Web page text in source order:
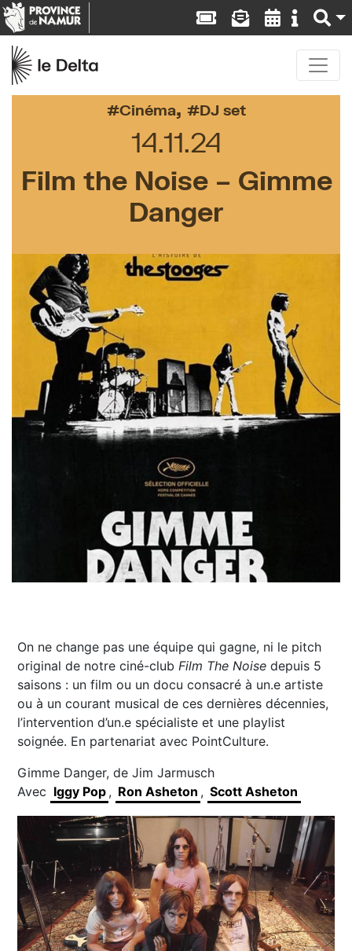
Cinéma, DJ set
14.11.24
Film the Noise – Gimme
Danger
On ne change pas une équipe qui gagne, ni le pitch
original de notre ciné-club Film The Noise depuis 5
saisons : un film ou un docu consacré à un.e artiste
ou à un courant musical de ces dernières décennies,
l’intervention d’un.e spécialiste et une playlist
soignée. En partenariat avec PointCulture.
Gimme Danger, de Jim Jarmusch
Avec Iggy Pop , Ron Asheton , Scott Asheton